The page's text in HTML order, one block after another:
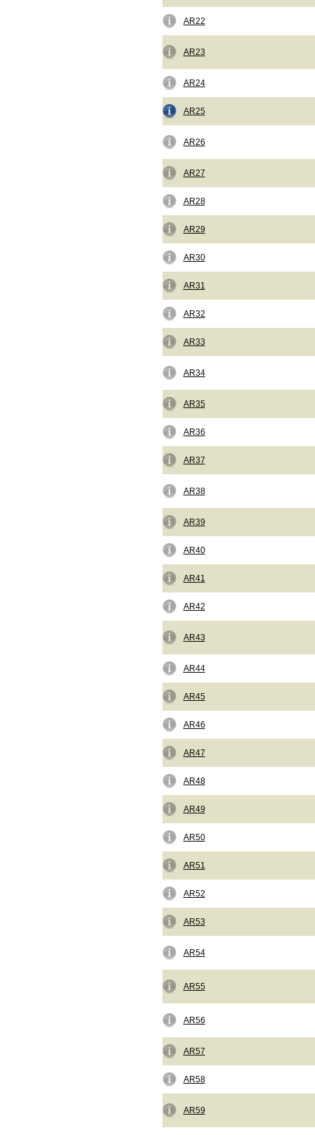
AR22
AR23
AR24
AR25
AR26
AR27
AR28
AR29
AR30
AR31
AR32
AR33
AR34
AR35
AR36
AR37
AR38
AR39
AR40
AR41
AR42
AR43
AR44
AR45
AR46
AR47
AR48
AR49
AR50
AR51
AR52
AR53
AR54
AR55
AR56
AR57
AR58
AR59